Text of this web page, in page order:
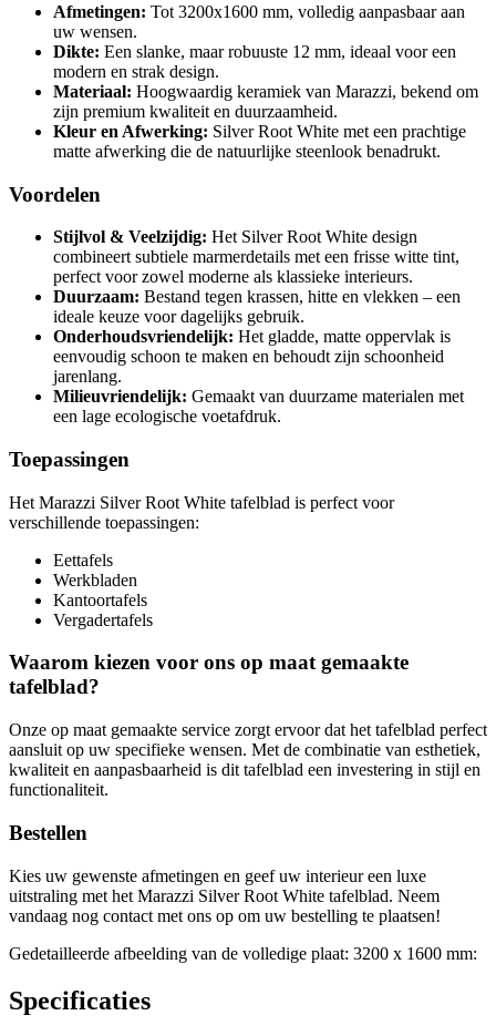
Afmetingen: Tot 3200x1600 mm, volledig aanpasbaar aan
uw wensen.
Dikte: Een slanke, maar robuuste 12 mm, ideaal voor een
modern en strak design.
Materiaal: Hoogwaardig keramiek van Marazzi, bekend om
zijn premium kwaliteit en duurzaamheid.
Kleur en Afwerking: Silver Root White met een prachtige
matte afwerking die de natuurlijke steenlook benadrukt.
Voordelen
Stijlvol & Veelzijdig: Het Silver Root White design
combineert subtiele marmerdetails met een frisse witte tint,
perfect voor zowel moderne als klassieke interieurs.
Duurzaam: Bestand tegen krassen, hitte en vlekken – een
ideale keuze voor dagelijks gebruik.
Onderhoudsvriendelijk: Het gladde, matte oppervlak is
eenvoudig schoon te maken en behoudt zijn schoonheid
jarenlang.
Milieuvriendelijk: Gemaakt van duurzame materialen met
een lage ecologische voetafdruk.
Toepassingen
Het Marazzi Silver Root White tafelblad is perfect voor
verschillende toepassingen:
Eettafels
Werkbladen
Kantoortafels
Vergadertafels
Waarom kiezen voor ons op maat gemaakte
tafelblad?
Onze op maat gemaakte service zorgt ervoor dat het tafelblad perfect
aansluit op uw specifieke wensen. Met de combinatie van esthetiek,
kwaliteit en aanpasbaarheid is dit tafelblad een investering in stijl en
functionaliteit.
Bestellen
Kies uw gewenste afmetingen en geef uw interieur een luxe
uitstraling met het Marazzi Silver Root White tafelblad. Neem
vandaag nog contact met ons op om uw bestelling te plaatsen!
Gedetailleerde afbeelding van de volledige plaat: 3200 x 1600 mm:
Specificaties